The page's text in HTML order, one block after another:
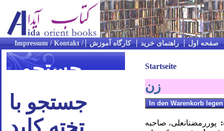
صفحه اول راهنمای خرید کارگاه آموزش
جستجو
جستجو با
Startseite
زن
پوررمضنانعلی، صاحبه